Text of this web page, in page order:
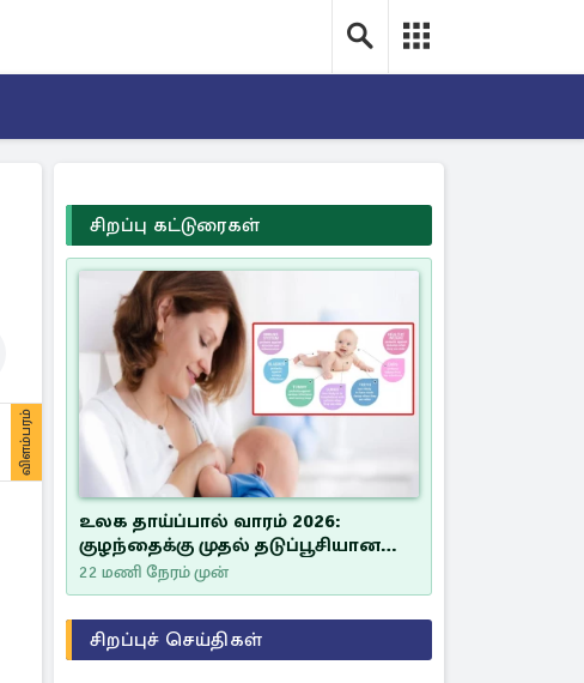
விளம்பரம்
சிறப்பு கட்டுரைகள்
உலக தாய்ப்பால் வாரம் 2026:
குழந்தைக்கு முதல் தடுப்பூசியான
சீம்பாலின் முக்கியத்துவம்!
22 மணி நேரம் முன்
சிறப்புச் செய்திகள்